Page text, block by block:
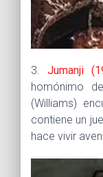
3. Jumanji
homónimo
(Williams)
contiene un
hace vivir